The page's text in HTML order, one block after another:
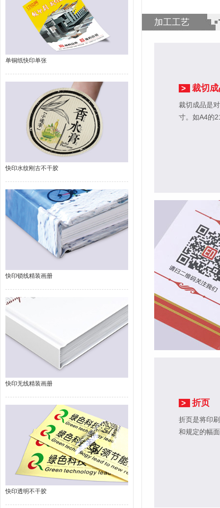
单铜纸快印单张
快印水纹刚古不干胶
快印锁线精装画册
快印无线精装画册
快印透明不干胶
加工工艺
> 裁切
裁切成品是
寸。如A4的
> 折页
折页是将印
和规定的幅